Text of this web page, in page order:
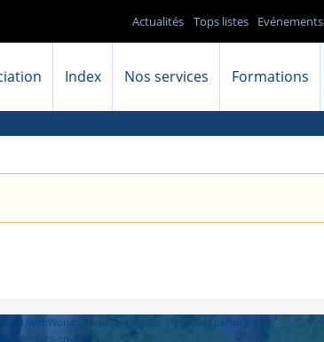
Evénements
Tops listes
Actualités
Index Nos services Formations
WebWorld - Mentions légales- Données personnelles
Verrières-en-Anjou